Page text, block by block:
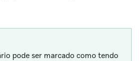
pode ser marcado como tendo